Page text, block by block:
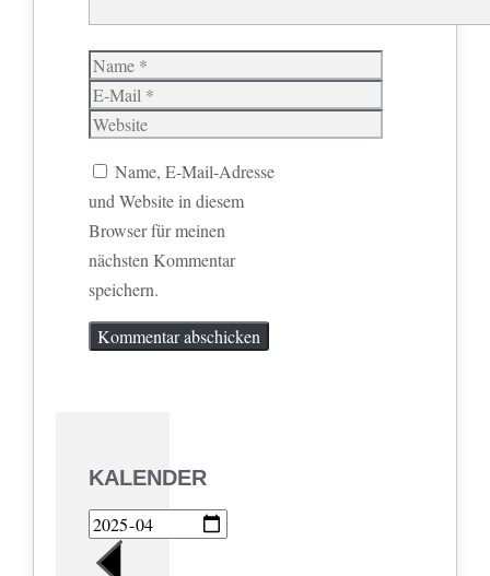
Name
E-
Mail
Website
Name, E-Mail-Adresse
und Website in diesem
Browser für meinen
nächsten Kommentar
speichern.
KALENDER